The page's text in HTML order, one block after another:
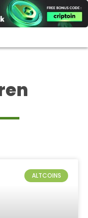
ALTCOINS